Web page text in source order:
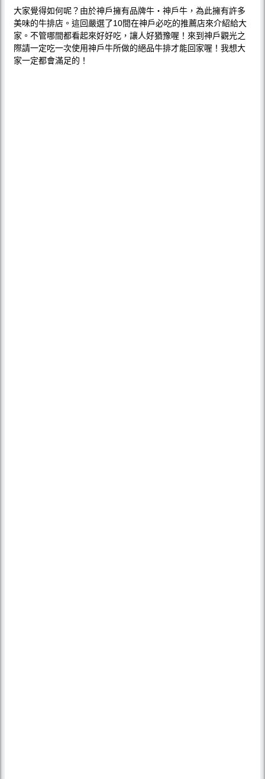
大家覺得如何呢？由於神戶擁有品牌牛‧神戶牛，為此擁有許多
美味的牛排店。這回嚴選了10間在神戶必吃的推薦店來介紹給大
家。不管哪間都看起來好好吃，讓人好猶豫喔！來到神戶觀光之
際請一定吃一次使用神戶牛所做的絕品牛排才能回家喔！我想大
家一定都會滿足的！